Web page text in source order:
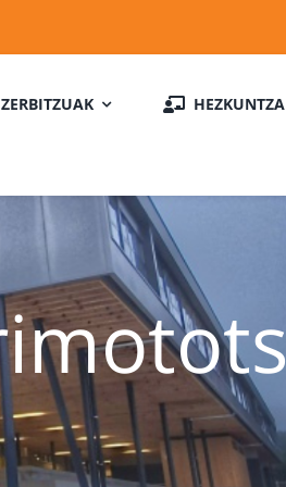
ZERBITZUAK HEZKUNTZA